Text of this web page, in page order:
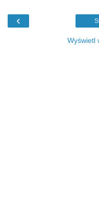
‹
Wyświetl